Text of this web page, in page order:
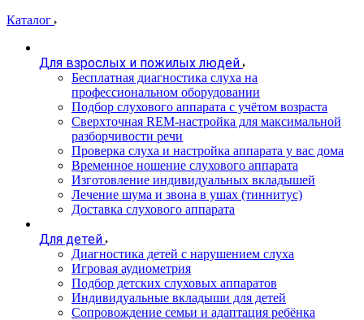
Каталог
Для взрослых и пожилых людей
Бесплатная диагностика слуха на
профессиональном оборудовании
Подбор слухового аппарата с учётом возраста
Сверхточная REM-настройка для максимальной
разборчивости речи
Проверка слуха и настройка аппарата у вас дома
Временное ношение слухового аппарата
Изготовление индивидуальных вкладышей
Лечение шума и звона в ушах (тиннитус)
Доставка слухового аппарата
Для детей
Диагностика детей с нарушением слуха
Игровая аудиометрия
Подбор детских слуховых аппаратов
Индивидуальные вкладыши для детей
Сопровождение семьи и адаптация ребёнка